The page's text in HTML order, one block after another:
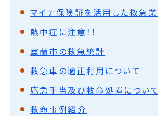
熱中症に注意！！
室蘭市の救急統計
救急車の適正利用について
応急手当及び救命処置について
救命事例紹介